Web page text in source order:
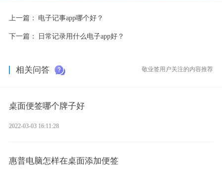
上一篇： 电子记事app哪个好？
下一篇： 日常记录用什么电子app好？
相关问答 敬业签用户关注的内容推荐
桌面便签哪个牌子好
2022-03-03 16:11:28
惠普电脑怎样在桌面添加便签